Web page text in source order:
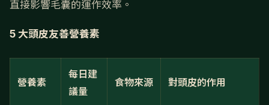
直接影響毛囊的運作效率。
5 大頭皮友善營養素
營養素
每日建
議量
食物來源 對頭皮的作用